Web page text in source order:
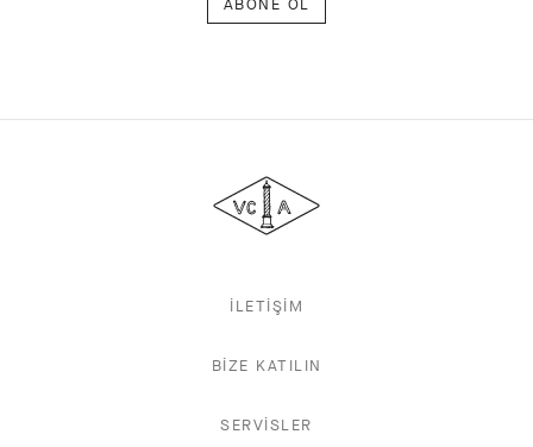
&
Arpels
İLETİŞİM
BİZE KATILIN
SERVİSLER